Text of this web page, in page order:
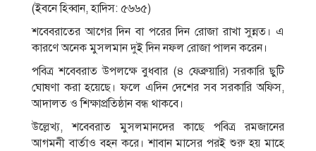
(ইবনে হিব্বান, হাদিস: ৫৬৬৫)
শবেবরাতের আগের দিন বা পরের দিন রোজা রাখা সুন্নত। এ
কারণে অনেক মুসলমান দুই দিন নফল রোজা পালন করেন।
পবিত্র শবেবরাত উপলক্ষে বুধবার (৪ ফেব্রুয়ারি) সরকারি ছুটি
ঘোষণা করা হয়েছে। ফলে এদিন দেশের সব সরকারি অফিস,
আদালত ও শিক্ষাপ্রতিষ্ঠান বন্ধ থাকবে।
উল্লেখ্য, শবেবরাত মুসলমানদের কাছে পবিত্র রমজানের
আগমনী বার্তাও বহন করে। শাবান মাসের পরই শুরু হয় মাহে